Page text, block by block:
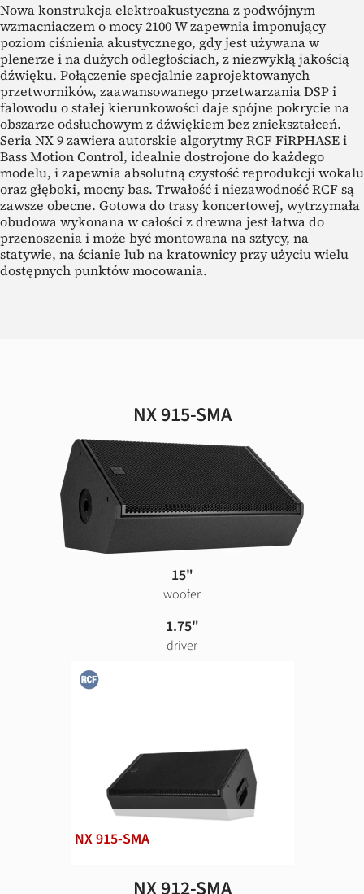
Nowa konstrukcja elektroakustyczna z podwójnym
wzmacniaczem o mocy 2100 W zapewnia imponujący
poziom ciśnienia akustycznego, gdy jest używana w
plenerze i na dużych odległościach, z niezwykłą jakością
dźwięku. Połączenie specjalnie zaprojektowanych
przetworników, zaawansowanego przetwarzania DSP i
falowodu o stałej kierunkowości daje spójne pokrycie na
obszarze odsłuchowym z dźwiękiem bez zniekształceń.
Seria NX 9 zawiera autorskie algorytmy RCF FiRPHASE i
Bass Motion Control, idealnie dostrojone do każdego
modelu, i zapewnia absolutną czystość reprodukcji wokalu
oraz głęboki, mocny bas. Trwałość i niezawodność RCF są
zawsze obecne. Gotowa do trasy koncertowej, wytrzymała
obudowa wykonana w całości z drewna jest łatwa do
przenoszenia i może być montowana na sztycy, na
statywie, na ścianie lub na kratownicy przy użyciu wielu
dostępnych punktów mocowania.
NX 915-SMA
15"
woofer
1.75"
driver
NX 915-SMA